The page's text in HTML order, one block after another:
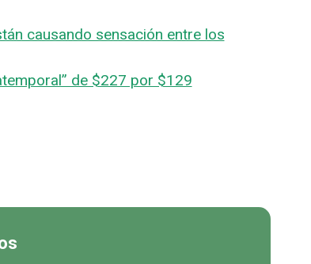
causando sensación entre los
de $227 por $129